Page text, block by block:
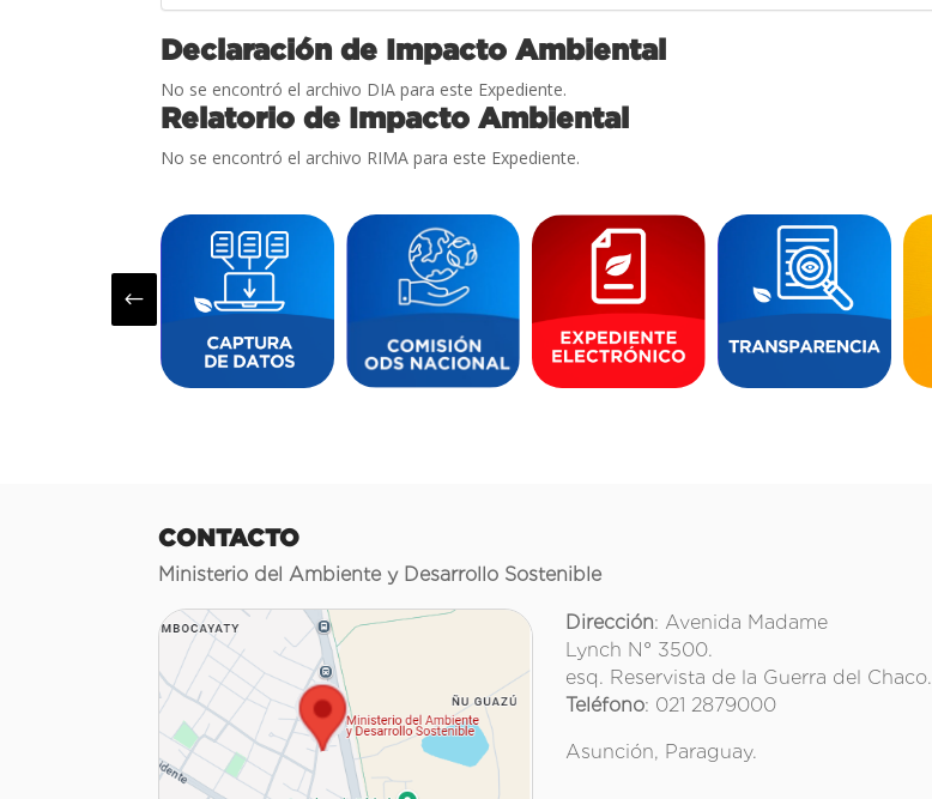
Declaración de Impacto Ambiental
No se encontró el archivo DIA para este Expediente.
Relatorio de Impacto Ambiental
No se encontró el archivo RIMA para este Expediente.
#
CONTACTO
Ministerio del Ambiente y Desarrollo Sostenible
Dirección: Avenida Madame
Lynch N° 3500.
esq. Reservista de la Guerra del Chaco.
Teléfono: 021 2879000
Asunción, Paraguay.